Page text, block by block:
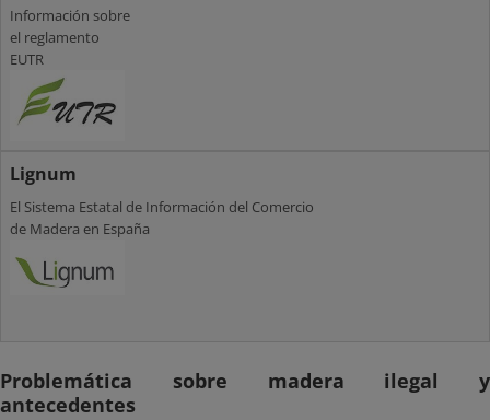
Información sobre
el reglamento
EUTR
Lignum
El Sistema Estatal de Información del Comercio
de Madera en España
Problemática sobre madera ilegal y
antecedentes